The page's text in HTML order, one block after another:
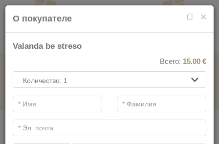
НА СПА-УСЛУГИ
Основные фильтры
×
О покупателе
Valanda be streso
Всего: 15.00 €